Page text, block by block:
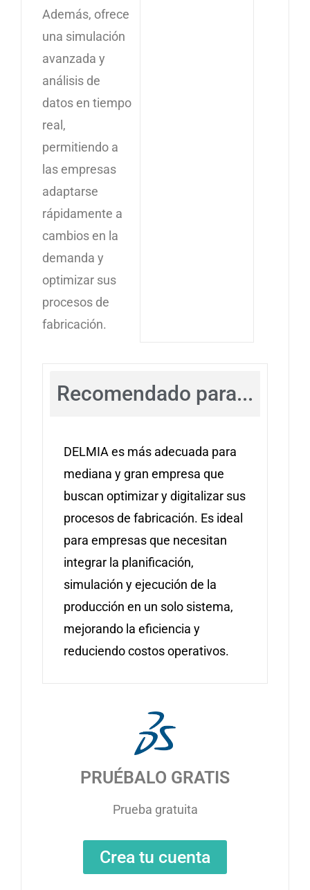
Además, ofrece
una simulación
avanzada y
análisis de
datos en tiempo
real,
permitiendo a
las empresas
adaptarse
rápidamente a
cambios en la
demanda y
optimizar sus
procesos de
fabricación.
Recomendado para...
DELMIA es más adecuada para
mediana y gran empresa que
buscan optimizar y digitalizar sus
procesos de fabricación. Es ideal
para empresas que necesitan
integrar la planificación,
simulación y ejecución de la
producción en un solo sistema,
mejorando la eficiencia y
reduciendo costos operativos.
PRUÉBALO GRATIS
Prueba gratuita
Crea tu cuenta